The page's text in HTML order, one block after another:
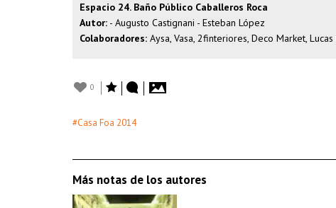
Espacio 24. Baño Público Caballeros Roca
Autor: - Augusto Castignani - Esteban López
Colaboradores: Aysa, Vasa, 2finteriores, Deco Market,
0
#Casa Foa 2014
Más notas de los autores